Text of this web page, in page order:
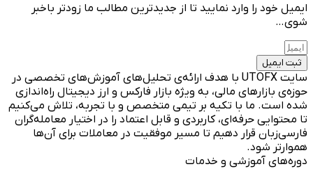
ایمیل خود را وارد نمایید تا از جدیدترین مطالب ما زودتر باخبر
شوی…
ثبت ایمیل
سایت UTOFX با هدف ارائه‌ی تحلیل‌های آموزش‌های تخصصی در
حوزه‌ی بازارهای مالی، به ویژه بازار فارکس و ارز دیجیتال راه‌اندازی
شده است. ما با تکیه بر تیمی متخصص و با تجربه، تلاش می‌کنیم
تا محتوایی حرفه‌ای، کاربردی و قابل اعتماد را در اختیار معامله‌گران
فارسی‌زبان قرار دهیم تا مسیر موفقیت در معاملات برای آن‌ها
هموارتر شود.
دوره‌های آموزشی و خدمات